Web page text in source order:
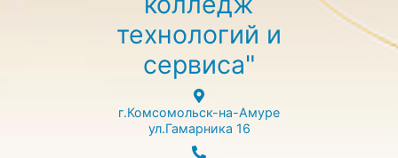
колледж
технологий и
сервиса"
г.Комсомольск-на-Амуре
ул.Гамарника 16